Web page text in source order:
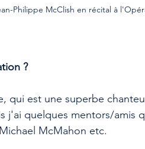
Philippe McClish en récital à
?
qui est une superbe
j'ai quelques mentors/amis
McMahon etc.